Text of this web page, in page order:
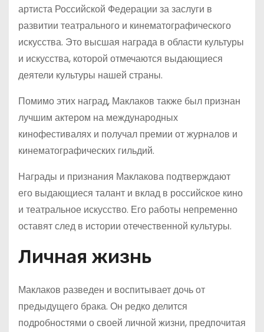
артиста Российской Федерации за заслуги в
развитии театрального и кинематографического
искусства. Это высшая награда в области культуры
и искусства, которой отмечаются выдающиеся
деятели культуры нашей страны.
Помимо этих наград, Маклаков также был признан
лучшим актером на международных
кинофестивалях и получал премии от журналов и
кинематографических гильдий.
Награды и признания Маклакова подтверждают
его выдающиеся талант и вклад в российское кино
и театральное искусство. Его работы непременно
оставят след в истории отечественной культуры.
Личная жизнь
Маклаков разведен и воспитывает дочь от
предыдущего брака. Он редко делится
подробностями о своей личной жизни, предпочитая